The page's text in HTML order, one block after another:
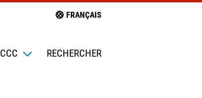
CCC RECHERCHER
FRANÇAIS